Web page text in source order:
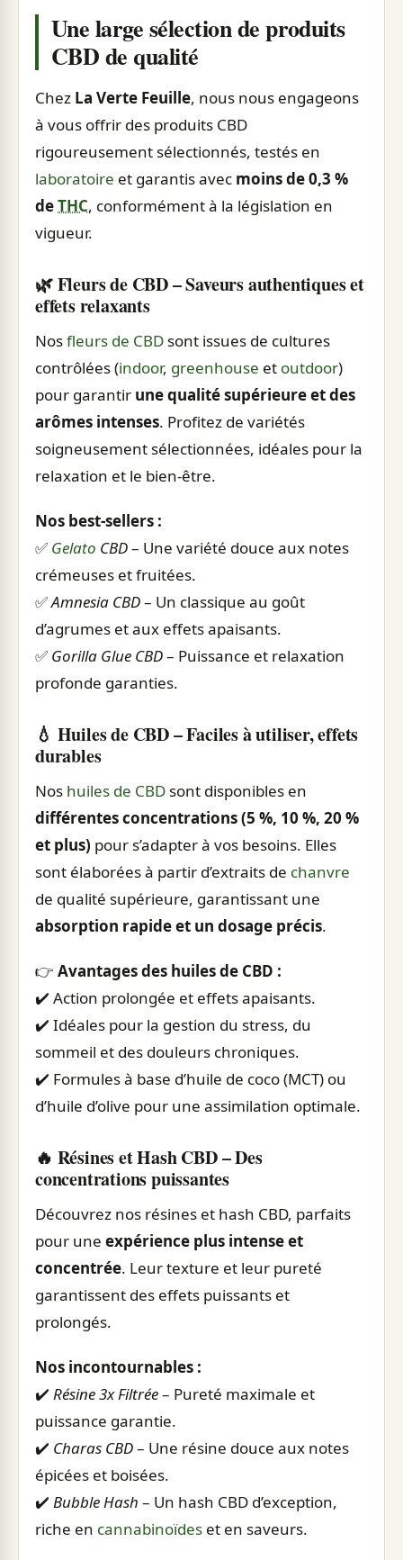
Une large sélection de produits
CBD de qualité
Chez La Verte Feuille, nous nous engageons
à vous offrir des produits CBD
rigoureusement sélectionnés, testés en
laboratoire et garantis avec moins de 0,3 %
deTHC, conformément à la législation en
vigueur.
🌿 Fleurs de CBD – Saveurs authentiques et
effets relaxants
Nosfleurs de CBD sont issues de cultures
contrôlées (indoor, greenhouse et outdoor)
pour garantir une qualité supérieure et des
arômes intenses. Profitez de variétés
soigneusement sélectionnées, idéales pour la
relaxation et le bien-être.
Nos best-sellers :
✅ Gelato CBD– Une variété douce aux notes
crémeuses et fruitées.
✅Amnesia CBD– Un classique au goût
d’agrumes et aux effets apaisants.
✅ Gorilla Glue CBD– Puissance et relaxation
profonde garanties.
💧 Huiles de CBD – Faciles à utiliser, effets
durables
Nos huiles de CBD sont disponibles en
différentes concentrations (5 %, 10 %, 20 %
et plus) pour s’adapter à vos besoins. Elles
sont élaborées à partir d’extraits de chanvre
de qualité supérieure, garantissant une
absorption rapide et un dosage précis.
👉 Avantages des huiles de CBD :
✔️ Action prolongée et effets apaisants.
✔️ Idéales pour la gestion du stress, du
sommeil et des douleurs chroniques.
✔️ Formules à base d’huile de coco (MCT) ou
d’huile d’olive pour une assimilation optimale.
🔥 Résines et Hash CBD – Des
concentrations puissantes
Découvrez nos résines et hash CBD, parfaits
pour une expérience plus intense et
concentrée. Leur texture et leur pureté
garantissent des effets puissants et
prolongés.
Nos incontournables :
✔️ Résine 3x Filtrée– Pureté maximale et
puissance garantie.
✔️ Charas CBD– Une résine douce aux notes
épicées et boisées.
✔️ Bubble Hash – Un hash CBD d’exception,
riche en cannabinoïdes et en saveurs.